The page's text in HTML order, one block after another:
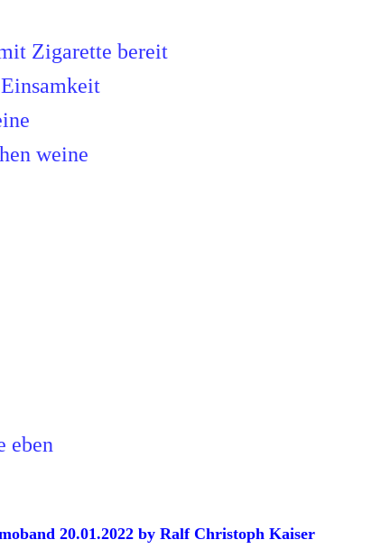
Zigarette bereit
weine
eben
20.01.2022 by Ralf Christoph Kaiser